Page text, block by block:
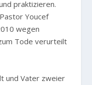
praktizieren.
Youcef
wegen
Tode verurteilt
und Vater zweier